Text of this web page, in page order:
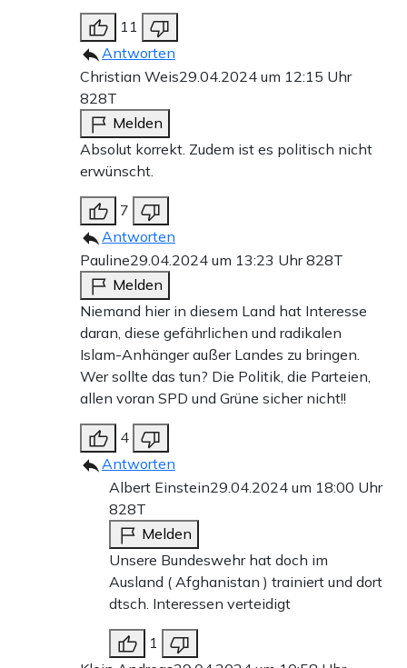
11
Antworten
Christian Weis29.04.2024 um 12:15 Uhr
828T
Melden
Absolut korrekt. Zudem ist es politisch nicht
erwünscht.
7
Antworten
Pauline29.04.2024 um 13:23 Uhr828T
Melden
Niemand hier in diesem Land hat Interesse
daran, diese gefährlichen und radikalen
Islam-Anhänger außer Landes zu bringen.
Wer sollte das tun? Die Politik, die Parteien,
allen voran SPD und Grüne sicher nicht!!
4
Antworten
Albert Einstein29.04.2024 um 18:00 Uhr
828T
Melden
Unsere Bundeswehr hat doch im
Ausland ( Afghanistan ) trainiert und dort
dtsch. Interessen verteidigt
1